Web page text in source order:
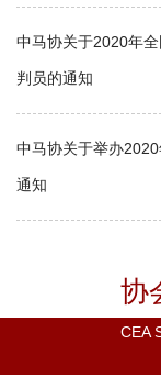
协
CEA
中马协关于2020年
判员的通知
中马协关于举办
通知